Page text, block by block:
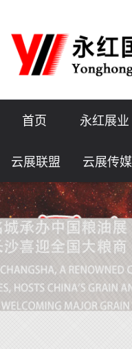
首页 永红展业
云展联盟 云展传媒